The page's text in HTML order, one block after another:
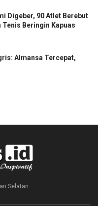
Digeber, 90 Atlet Berebut
Beringin Kapuas
Almansa Tercepat,
Selatan.